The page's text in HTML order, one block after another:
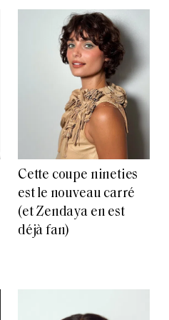
Cette coupe nineties
est le nouveau carré
(et Zendaya en est
déjà fan)